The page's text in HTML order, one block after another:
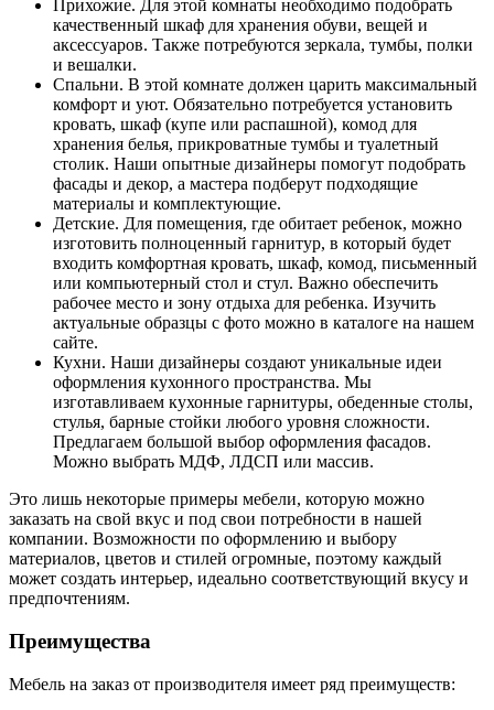
Прихожие. Для этой комнаты необходимо подобрать
качественный шкаф для хранения обуви, вещей и
аксессуаров. Также потребуются зеркала, тумбы, полки
и вешалки.
Спальни. В этой комнате должен царить максимальный
комфорт и уют. Обязательно потребуется установить
кровать, шкаф (купе или распашной), комод для
хранения белья, прикроватные тумбы и туалетный
столик. Наши опытные дизайнеры помогут подобрать
фасады и декор, а мастера подберут подходящие
материалы и комплектующие.
Детские. Для помещения, где обитает ребенок, можно
изготовить полноценный гарнитур, в который будет
входить комфортная кровать, шкаф, комод, письменный
или компьютерный стол и стул. Важно обеспечить
рабочее место и зону отдыха для ребенка. Изучить
актуальные образцы с фото можно в каталоге на нашем
сайте.
Кухни. Наши дизайнеры создают уникальные идеи
оформления кухонного пространства. Мы
изготавливаем кухонные гарнитуры, обеденные столы,
стулья, барные стойки любого уровня сложности.
Предлагаем большой выбор оформления фасадов.
Можно выбрать МДФ, ЛДСП или массив.
Это лишь некоторые примеры мебели, которую можно
заказать на свой вкус и под свои потребности в нашей
компании. Возможности по оформлению и выбору
материалов, цветов и стилей огромные, поэтому каждый
может создать интерьер, идеально соответствующий вкусу и
предпочтениям.
Преимущества
Мебель на заказ от производителя имеет ряд преимуществ: